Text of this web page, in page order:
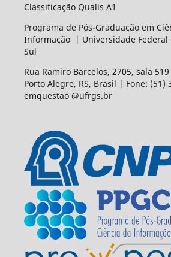
Classificação Qualis A1
Programa de Pós-Graduação em
Informação | Universidade Federal
Sul
Rua Ramiro Barcelos, 2705, sala
Porto Alegre, RS, Brasil | Fone: (51)
emquestao @ufrgs.br